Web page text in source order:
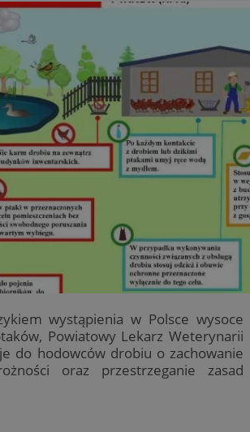
wystąpienia w Polsce wysoce
Powiatowy Lekarz Weterynarii
do hodowców drobiu o zachowanie
oraz przestrzeganie zasad